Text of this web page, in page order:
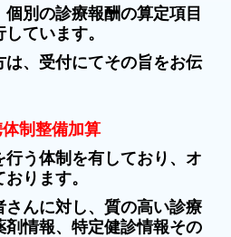
別の診療報酬の算定項目
ています。
、受付にてその旨をお伝
制整備加算
う体制を有しており、オ
ります。
さんに対し、質の高い診療
剤情報、特定健診情報その